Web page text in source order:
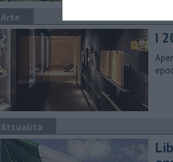
Arte
I
Attualità